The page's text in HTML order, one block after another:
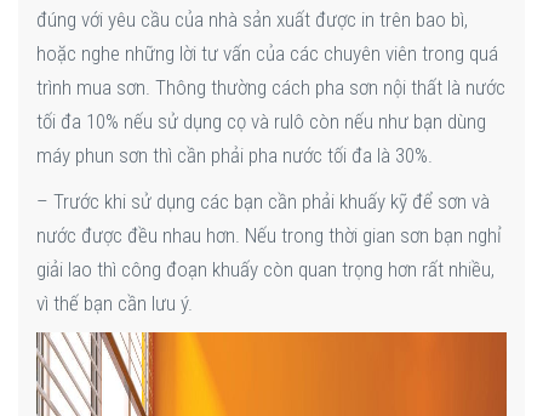
đúng với yêu cầu của nhà sản xuất được in trên bao bì,
hoặc nghe những lời tư vấn của các chuyên viên trong quá
trình mua sơn. Thông thường cách pha sơn nội thất là nước
tối đa 10% nếu sử dụng cọ và rulô còn nếu như bạn dùng
máy phun sơn thì cần phải pha nước tối đa là 30%.
– Trước khi sử dụng các bạn cần phải khuấy kỹ để sơn và
nước được đều nhau hơn. Nếu trong thời gian sơn bạn nghỉ
giải lao thì công đoạn khuấy còn quan trọng hơn rất nhiều,
vì thế bạn cần lưu ý.